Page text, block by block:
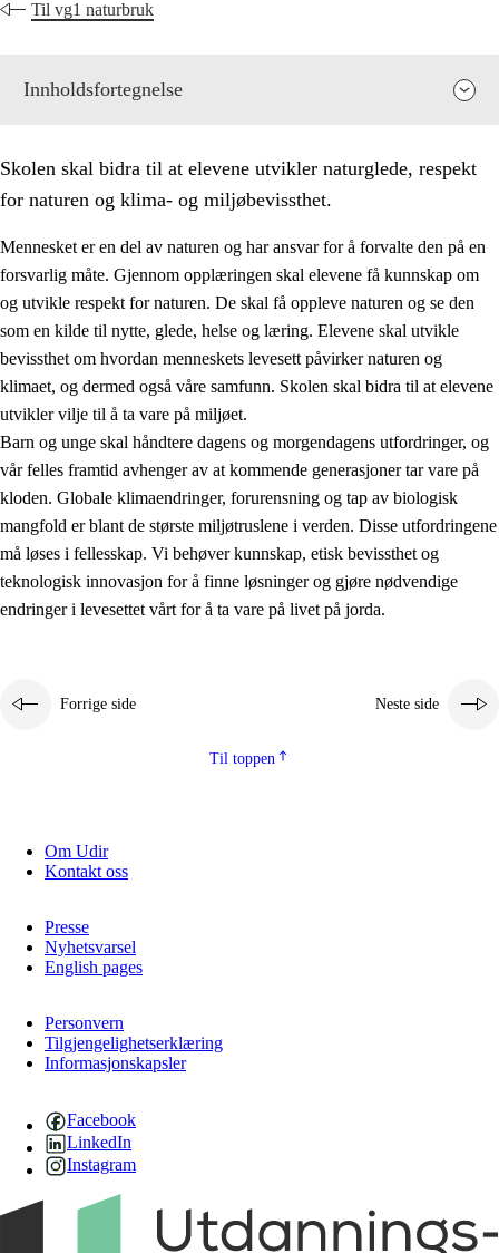
Til vg1 naturbruk
Innholdsfortegnelse
1. Opplæringens verdigrunnlag
1.1 Menneskeverdet
1.2 Identitet og kulturelt mangfold
1.3 Kritisk tenkning og etisk bevissthet
1.4 Skaperglede, engasjement og utforskertrang
1.5 Respekt for naturen og miljøbevissthet
Skolen skal bidra til at elevene utvikler naturglede, respekt
for naturen og klima- og miljøbevissthet.
Mennesket er en del av naturen og har ansvar for å forvalte den på en
forsvarlig måte. Gjennom opplæringen skal elevene få kunnskap om
og utvikle respekt for naturen. De skal få oppleve naturen og se den
som en kilde til nytte, glede, helse og læring. Elevene skal utvikle
bevissthet om hvordan menneskets levesett påvirker naturen og
klimaet, og dermed også våre samfunn. Skolen skal bidra til at elevene
utvikler vilje til å ta vare på miljøet.
Barn og unge skal håndtere dagens og morgendagens utfordringer, og
vår felles framtid avhenger av at kommende generasjoner tar vare på
kloden. Globale klimaendringer, forurensning og tap av biologisk
mangfold er blant de største miljøtruslene i verden. Disse utfordringene
må løses i fellesskap. Vi behøver kunnskap, etisk bevissthet og
teknologisk innovasjon for å finne løsninger og gjøre nødvendige
endringer i levesettet vårt for å ta vare på livet på jorda.
Forrige side Neste side
Til toppen
Om Udir
Kontakt oss
Presse
Nyhetsvarsel
English pages
Personvern
Tilgjengelighetserklæring
Informasjonskapsler
Facebook
LinkedIn
Instagram